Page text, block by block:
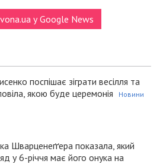
у Google News
поспішає зіграти весілля та
якою буде церемонія
Новини
Шварценеґґера показала, який
у 6-річчя має його онука на